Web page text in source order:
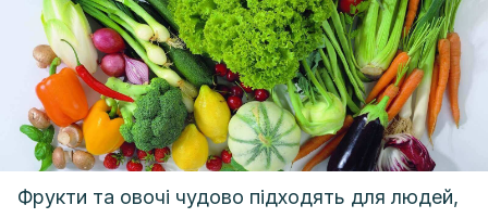
Фрукти та овочі чудово підходять для людей,